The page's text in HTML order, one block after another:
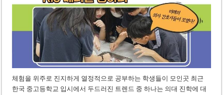
체험을 위주로 진지하게 열정적으로 공부하는 학생들이 모인곳 최근
한국 중고등학교 입시에서 두드러진 트렌드 중 하나는 의대 진학에 대